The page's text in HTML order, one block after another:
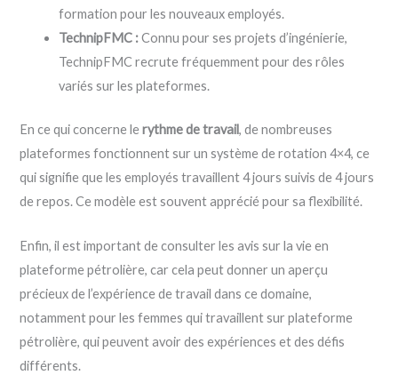
formation pour les nouveaux employés.
TechnipFMC :Connu pour ses projets d’ingénierie,
TechnipFMC recrute fréquemment pour des rôles
variés sur les plateformes.
En ce qui concerne lerythme de travail, de nombreuses
plateformes fonctionnent sur un système de rotation 4×4, ce
qui signifie que les employés travaillent 4 jours suivis de 4 jours
de repos. Ce modèle est souvent apprécié pour sa flexibilité.
Enfin, il est important de consulter les avis sur la vie en
plateforme pétrolière, car cela peut donner un aperçu
précieux de l’expérience de travail dans ce domaine,
notamment pour les femmes qui travaillent sur plateforme
pétrolière, qui peuvent avoir des expériences et des défis
différents.